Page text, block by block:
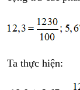
Ta thực hiện: